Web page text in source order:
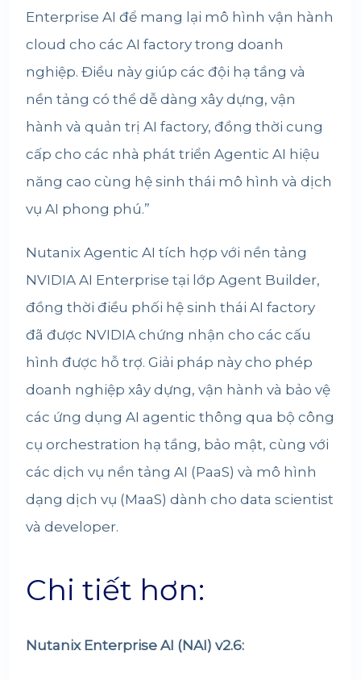
Enterprise AI để mang lại mô hình vận hành
cloud cho các AI factory trong doanh
nghiệp. Điều này giúp các đội hạ tầng và
nền tảng có thể dễ dàng xây dựng, vận
hành và quản trị AI factory, đồng thời cung
cấp cho các nhà phát triển Agentic AI hiệu
năng cao cùng hệ sinh thái mô hình và dịch
vụ AI phong phú.”
Nutanix Agentic AI tích hợp với nền tảng
NVIDIA AI Enterprise tại lớp Agent Builder,
đồng thời điều phối hệ sinh thái AI factory
đã được NVIDIA chứng nhận cho các cấu
hình được hỗ trợ. Giải pháp này cho phép
doanh nghiệp xây dựng, vận hành và bảo vệ
các ứng dụng AI agentic thông qua bộ công
cụ orchestration hạ tầng, bảo mật, cùng với
các dịch vụ nền tảng AI (PaaS) và mô hình
dạng dịch vụ (MaaS) dành cho data scientist
và developer.
Chi tiết hơn:
Nutanix Enterprise AI (NAI) v2.6: